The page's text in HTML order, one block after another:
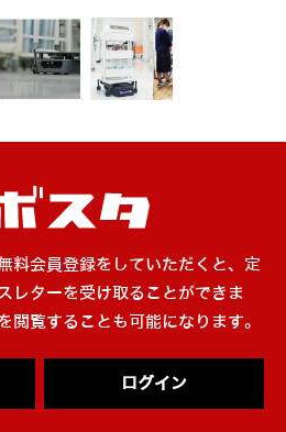
料会員登録をしていただくと、定
レターを受け取ることができま
閲覧することも可能になります。
ログイン